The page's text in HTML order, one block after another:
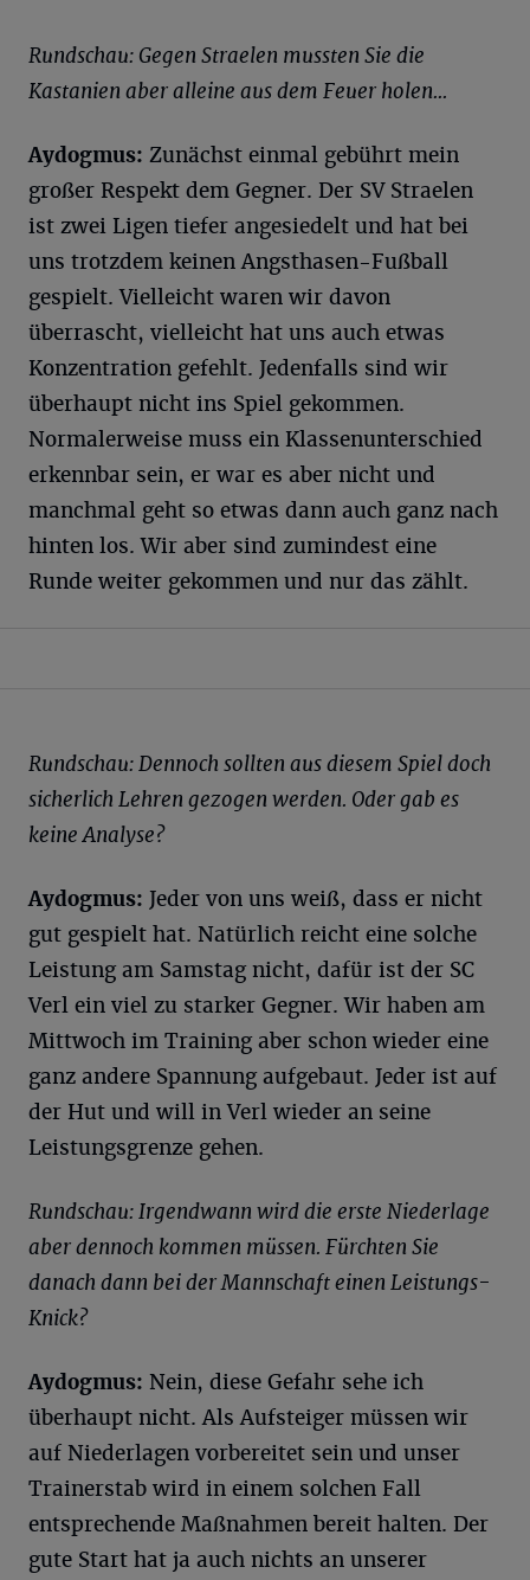
Rundschau: Gegen Straelen mussten Sie die
Kastanien aber alleine aus dem Feuer holen...
Aydogmus: Zunächst einmal gebührt mein
großer Respekt dem Gegner. Der SV Straelen
ist zwei Ligen tiefer angesiedelt und hat bei
uns trotzdem keinen Angsthasen-Fußball
gespielt. Vielleicht waren wir davon
überrascht, vielleicht hat uns auch etwas
Konzentration gefehlt. Jedenfalls sind wir
überhaupt nicht ins Spiel gekommen.
Normalerweise muss ein Klassenunterschied
erkennbar sein, er war es aber nicht und
manchmal geht so etwas dann auch ganz nach
hinten los. Wir aber sind zumindest eine
Runde weiter gekommen und nur das zählt.
Rundschau: Dennoch sollten aus diesem Spiel doch
sicherlich Lehren gezogen werden. Oder gab es
keine Analyse?
Aydogmus: Jeder von uns weiß, dass er nicht
gut gespielt hat. Natürlich reicht eine solche
Leistung am Samstag nicht, dafür ist der SC
Verl ein viel zu starker Gegner. Wir haben am
Mittwoch im Training aber schon wieder eine
ganz andere Spannung aufgebaut. Jeder ist auf
der Hut und will in Verl wieder an seine
Leistungsgrenze gehen.
Rundschau: Irgendwann wird die erste Niederlage
aber dennoch kommen müssen. Fürchten Sie
danach dann bei der Mannschaft einen Leistungs-
Knick?
Aydogmus: Nein, diese Gefahr sehe ich
überhaupt nicht. Als Aufsteiger müssen wir
auf Niederlagen vorbereitet sein und unser
Trainerstab wird in einem solchen Fall
entsprechende Maßnahmen bereit halten. Der
gute Start hat ja auch nichts an unserer